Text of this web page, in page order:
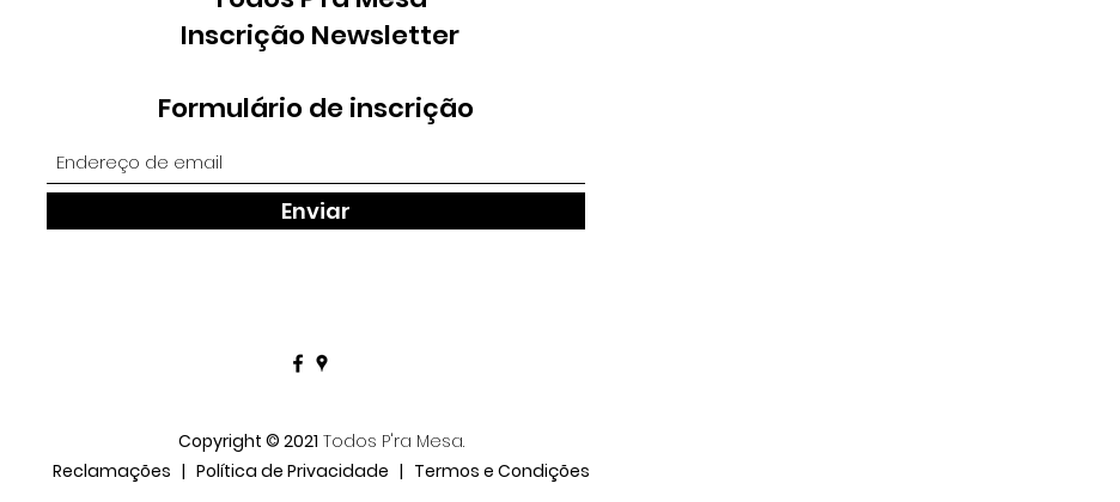
Inscrição Newsletter
Formulário de inscrição
Enviar
Copyright © 2021 Todos P'ra Mesa.
Reclamações | Política de Privacidade | Termos e Condições